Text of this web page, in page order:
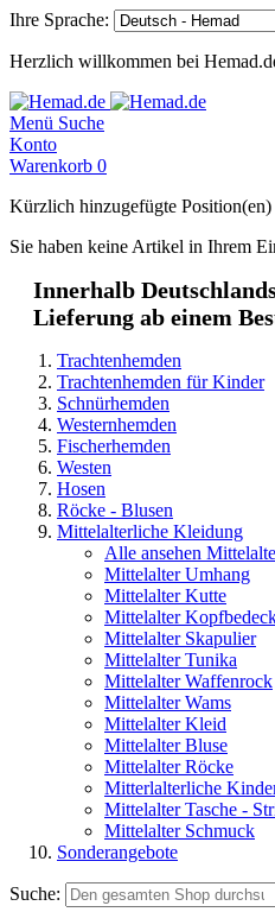
Ihre Sprache:
Herzlich willkommen bei
Menü Suche
Konto
Warenkorb 0
Kürzlich hinzugefügte Position(en)
Sie haben keine Artikel in Ihrem
Innerhalb
Lieferung ab einem
Trachtenhemden
Trachtenhemden für Kinder
Schnürhemden
Westernhemden
Fischerhemden
Westen
Hosen
Röcke - Blusen
Mittelalterliche Kleidung
Alle ansehen
Mittelalter Umhang
Mittelalter Kutte
Mittelalter
Mittelalter Skapulier
Mittelalter Tunika
Mittelalter Waffenrock
Mittelalter Wams
Mittelalter Kleid
Mittelalter Bluse
Mittelalter Röcke
Mitterlalterliche
Mittelalter Tasche -
Mittelalter Schmuck
Sonderangebote
Suche: